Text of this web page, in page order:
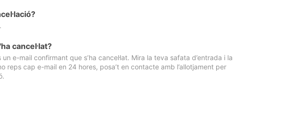
cancel·lat?
e-mail confirmant que s’ha cancel·lat. Mira la teva safata d’entrada i la
reps cap e-mail en 24 hores, posa’t en contacte amb l’allotjament per